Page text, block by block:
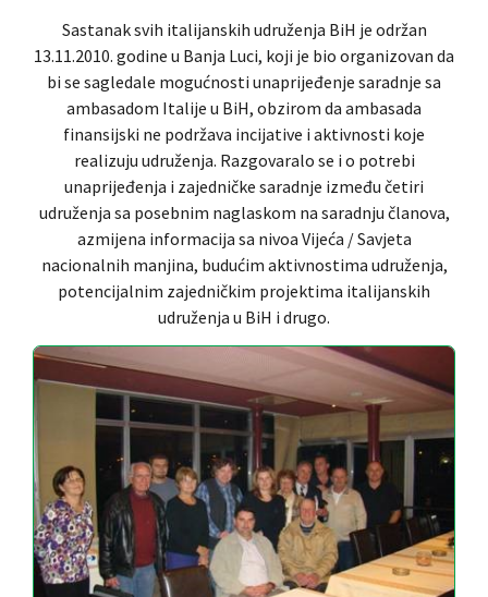
Sastanak svih italijanskih udruženja BiH je održan
13.11.2010. godine u Banja Luci, koji je bio organizovan da
bi se sagledale mogućnosti unaprijeđenje saradnje sa
ambasadom Italije u BiH, obzirom da ambasada
finansijski ne podržava incijative i aktivnosti koje
realizuju udruženja. Razgovaralo se i o potrebi
unaprijeđenja i zajedničke saradnje između četiri
udruženja sa posebnim naglaskom na saradnju članova,
azmijena informacija sa nivoa Vijeća / Savjeta
nacionalnih manjina, budućim aktivnostima udruženja,
potencijalnim zajedničkim projektima italijanskih
udruženja u BiH i drugo.